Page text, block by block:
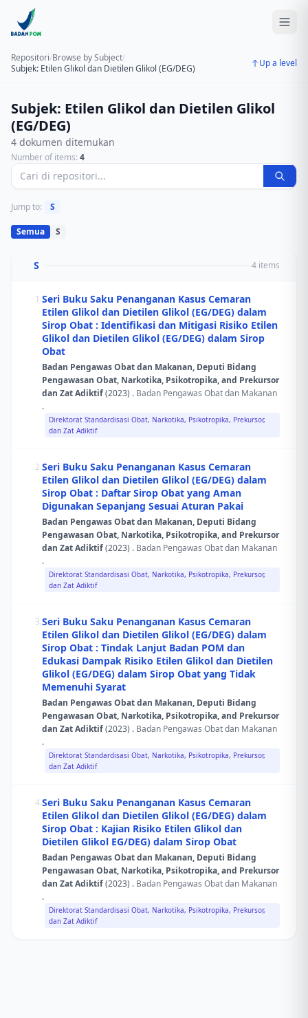
Repositori/Browse by Subject/
Subjek: Etilen Glikol dan Dietilen Glikol (EG/DEG)
Up a level
Subjek: Etilen Glikol dan Dietilen Glikol
(EG/DEG)
4 dokumen ditemukan
Number of items: 4
Jump to: S
Semua S
S 4 items
1.Seri Buku Saku Penanganan Kasus Cemaran
Etilen Glikol dan Dietilen Glikol (EG/DEG) dalam
Sirop Obat : Identifikasi dan Mitigasi Risiko Etilen
Glikol dan Dietilen Glikol (EG/DEG) dalam Sirop
Obat
Badan Pengawas Obat dan Makanan, Deputi Bidang
Pengawasan Obat, Narkotika, Psikotropika, and Prekursor
dan Zat Adiktif(2023) . Badan Pengawas Obat dan Makanan
.
Direktorat Standardisasi Obat, Narkotika, Psikotropika, Prekursor,
dan Zat Adiktif
2.Seri Buku Saku Penanganan Kasus Cemaran
Etilen Glikol dan Dietilen Glikol (EG/DEG) dalam
Sirop Obat : Daftar Sirop Obat yang Aman
Digunakan Sepanjang Sesuai Aturan Pakai
Badan Pengawas Obat dan Makanan, Deputi Bidang
Pengawasan Obat, Narkotika, Psikotropika, and Prekursor
dan Zat Adiktif(2023) . Badan Pengawas Obat dan Makanan
.
Direktorat Standardisasi Obat, Narkotika, Psikotropika, Prekursor,
dan Zat Adiktif
3.Seri Buku Saku Penanganan Kasus Cemaran
Etilen Glikol dan Dietilen Glikol (EG/DEG) dalam
Sirop Obat : Tindak Lanjut Badan POM dan
Edukasi Dampak Risiko Etilen Glikol dan Dietilen
Glikol (EG/DEG) dalam Sirop Obat yang Tidak
Memenuhi Syarat
Badan Pengawas Obat dan Makanan, Deputi Bidang
Pengawasan Obat, Narkotika, Psikotropika, and Prekursor
dan Zat Adiktif(2023) . Badan Pengawas Obat dan Makanan
.
Direktorat Standardisasi Obat, Narkotika, Psikotropika, Prekursor,
dan Zat Adiktif
4.Seri Buku Saku Penanganan Kasus Cemaran
Etilen Glikol dan Dietilen Glikol (EG/DEG) dalam
Sirop Obat : Kajian Risiko Etilen Glikol dan
Dietilen Glikol EG/DEG) dalam Sirop Obat
Badan Pengawas Obat dan Makanan, Deputi Bidang
Pengawasan Obat, Narkotika, Psikotropika, and Prekursor
dan Zat Adiktif(2023) . Badan Pengawas Obat dan Makanan
.
Direktorat Standardisasi Obat, Narkotika, Psikotropika, Prekursor,
dan Zat Adiktif